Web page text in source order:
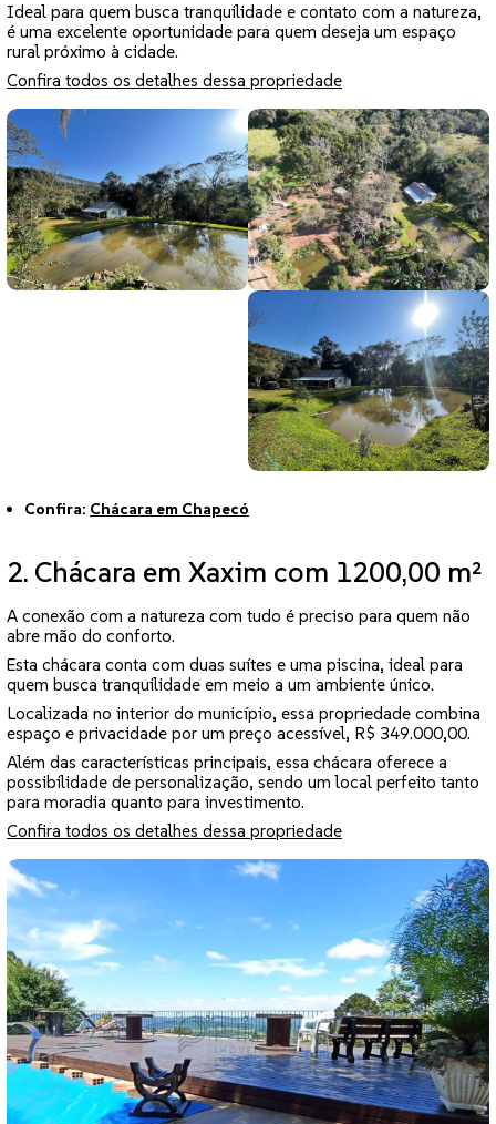
Ideal para quem busca tranquilidade e contato com a natureza,
é uma excelente oportunidade para quem deseja um espaço
rural próximo à cidade.
Confira todos os detalhes dessa propriedade
Confira: Chácara em Chapecó
2. Chácara em Xaxim com 1200,00 m²
A conexão com a natureza com tudo é preciso para quem não
abre mão do conforto.
Esta chácara conta com duas suítes e uma piscina, ideal para
quem busca tranquilidade em meio a um ambiente único.
Localizada no interior do município, essa propriedade combina
espaço e privacidade por um preço acessível, R$ 349.000,00.
Além das características principais, essa chácara oferece a
possibilidade de personalização, sendo um local perfeito tanto
para moradia quanto para investimento.
Confira todos os detalhes dessa propriedade